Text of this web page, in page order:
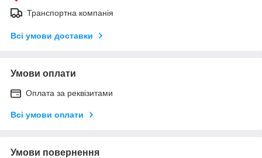
Транспортна компанія
Всі умови доставки
Умови оплати
Оплата за реквізитами
Всі умови оплати
Умови повернення